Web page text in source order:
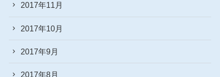
2017年11月
2017年10月
2017年9月
2017年8月